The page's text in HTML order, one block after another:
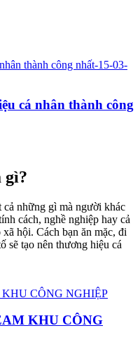
cá nhân thành công
gì?
cả những gì mà người khác
cách, nghề nghiệp hay cả
hội. Cách bạn ăn mặc, đi
tạo nên thương hiệu cá
KHU CÔNG